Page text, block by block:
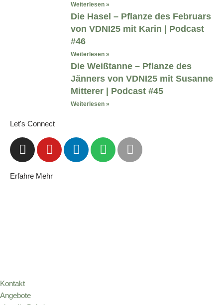
Weiterlesen »
Die Hasel – Pflanze des Februars
von VDNI25 mit Karin | Podcast
#46
Weiterlesen »
Die Weißtanne – Pflanze des
Jänners von VDNI25 mit Susanne
Mitterer | Podcast #45
Weiterlesen »
Let's Connect
Erfahre Mehr
Kontakt
Angebote